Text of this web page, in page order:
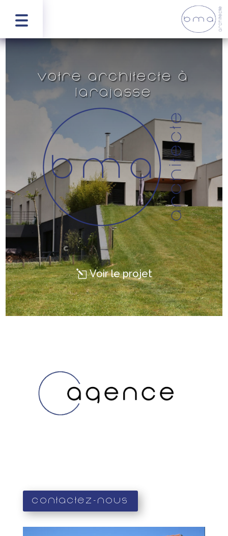
Votre architecte à
Larajasse
Voir le projet
Contactez-nous